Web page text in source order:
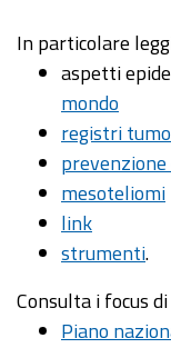
In particolare
aspetti
mondo
registri
prevenzione
mesoteliomi
link
strumenti.
Consulta i focus
Piano